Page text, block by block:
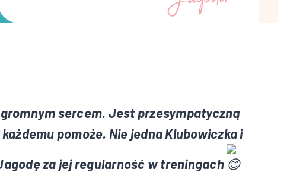
sercem. Jest przesympatyczną
pomoże. Nie jedna Klubowiczka i
za jej regularność w treningach